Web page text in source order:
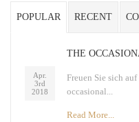
POPULAR RECENT
Apr.
3rd
2018
THE
Freuen Sie sich
occasional...
Read More...